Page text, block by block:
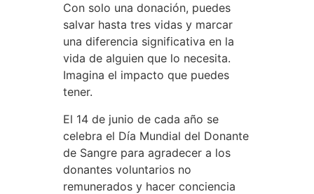
Con solo una donación, puedes
salvar hasta tres vidas y marcar
una diferencia significativa en la
vida de alguien que lo necesita.
Imagina el impacto que puedes
tener.
El 14 de junio de cada año se
celebra el Día Mundial del Donante
de Sangre para agradecer a los
donantes voluntarios no
remunerados y hacer conciencia